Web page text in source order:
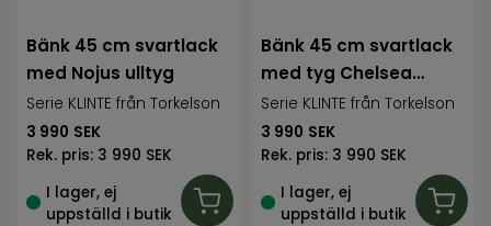
Bänk 45 cm svartlack
med Nojus ulltyg
Serie KLINTE från Torkelson
3 990 SEK
Rek. pris: 3 990 SEK
I lager, ej
uppställd i butik
Bänk 45 cm svartlack
med tyg Chelsea
ljusgrå
Serie KLINTE från Torkelson
3 990 SEK
Rek. pris: 3 990 SEK
I lager, ej
uppställd i butik